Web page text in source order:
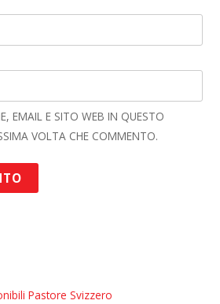
EMAIL E SITO WEB IN QUESTO
VOLTA CHE COMMENTO.
Pastore Svizzero